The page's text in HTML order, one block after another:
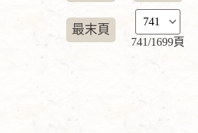
最末頁
741/1699頁